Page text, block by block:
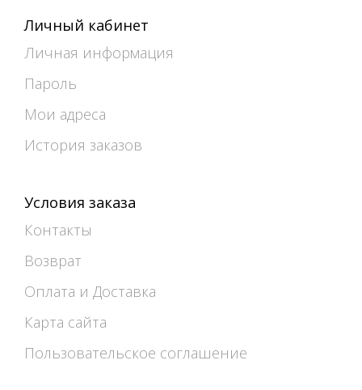
Личный кабинет
Личная информация
Пароль
Мои адреса
История заказов
Условия заказа
Контакты
Возврат
Оплата и Доставка
Карта сайта
Пользовательское соглашение